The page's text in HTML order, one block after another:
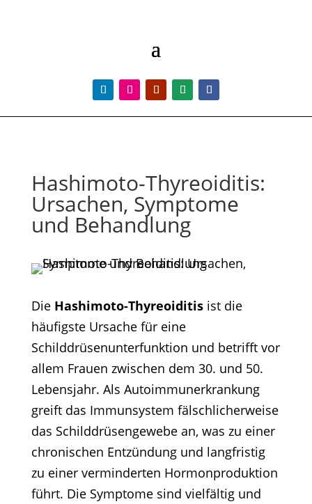
Hashimoto-Thyreoiditis:
Ursachen, Symptome
und Behandlung
Die Hashimoto-Thyreoiditisist die
häufigste Ursache für eine
Schilddrüsenunterfunktion und betrifft vor
allem Frauen zwischen dem 30. und 50.
Lebensjahr. Als Autoimmunerkrankung
greift das Immunsystem fälschlicherweise
das Schilddrüsengewebe an, was zu einer
chronischen Entzündung und langfristig
zu einer verminderten Hormonproduktion
führt. Die Symptome sind vielfältig und